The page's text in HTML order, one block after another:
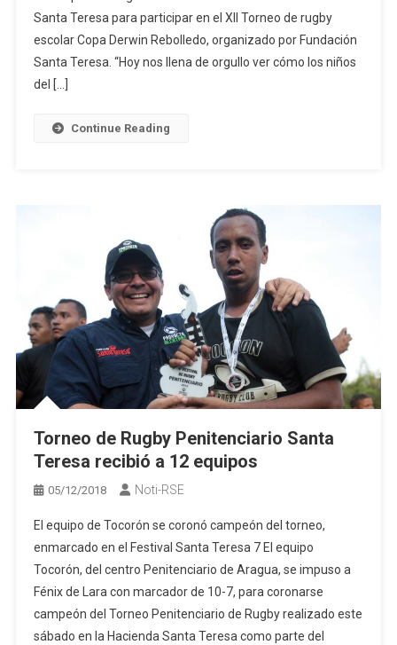
Santa Teresa para participar en el XII Torneo de rugby
escolar Copa Derwin Rebolledo, organizado por Fundación
Santa Teresa. “Hoy nos llena de orgullo ver cómo los niños
del […]
Continue Reading
Torneo de Rugby Penitenciario Santa
Teresa recibió a 12 equipos
05/12/2018 Noti-RSE
El equipo de Tocorón se coronó campeón del torneo,
enmarcado en el Festival Santa Teresa 7 El equipo
Tocorón, del centro Penitenciario de Aragua, se impuso a
Fénix de Lara con marcador de 10-7, para coronarse
campeón del Torneo Penitenciario de Rugby realizado este
sábado en la Hacienda Santa Teresa como parte del